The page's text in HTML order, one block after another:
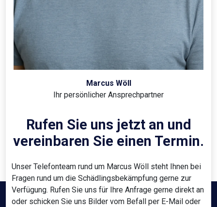
Marcus Wöll
Ihr persönlicher Ansprechpartner
Rufen Sie uns jetzt an und
vereinbaren Sie einen Termin.
Unser Telefonteam rund um Marcus Wöll steht Ihnen bei
Fragen rund um die Schädlingsbekämpfung gerne zur
Verfügung. Rufen Sie uns für Ihre Anfrage gerne direkt an
oder schicken Sie uns Bilder vom Befall per E-Mail oder